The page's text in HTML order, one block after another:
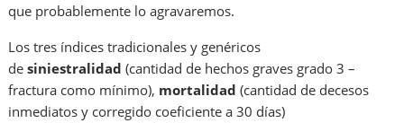
que probablemente lo agravaremos.
Los tres índices tradicionales y genéricos
de siniestralidad (cantidad de hechos graves grado 3 –
fractura como mínimo), mortalidad (cantidad de decesos
inmediatos y corregido coeficiente a 30 días)